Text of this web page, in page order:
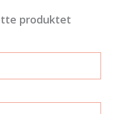
produktet